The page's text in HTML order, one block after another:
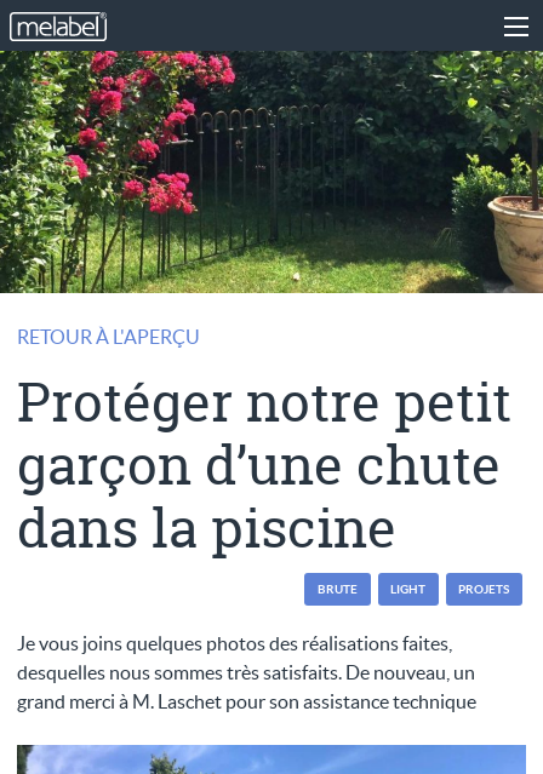
RETOUR À L'APERÇU
Protéger notre petit
garçon d’une chute
dans la piscine
BRUTE LIGHT PROJETS
Je vous joins quelques photos des réalisations faites,
desquelles nous sommes très satisfaits. De nouveau, un
grand merci à M. Laschet pour son assistance technique